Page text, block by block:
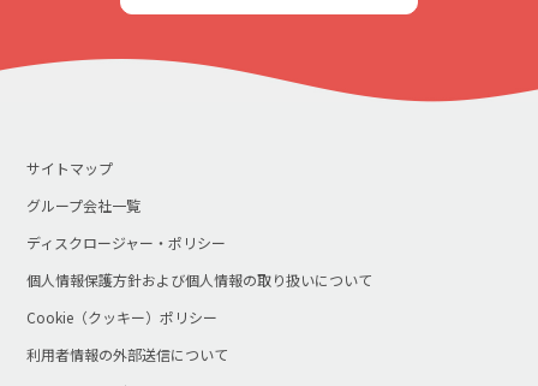
サイトマップ
グループ会社一覧
ディスクロージャー・ポリシー
個人情報保護方針および個人情報の取り扱いについて
Cookie（クッキー）ポリシー
利用者情報の外部送信について